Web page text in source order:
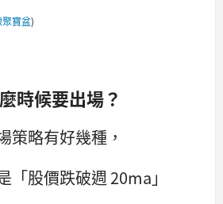
寶盆)
時候要出場？
策略有好幾種，
「股價跌破週 20ma」